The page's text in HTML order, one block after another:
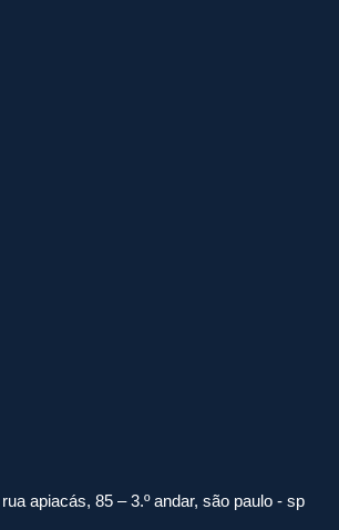
apiacás, 85 – 3.º andar, são paulo - sp